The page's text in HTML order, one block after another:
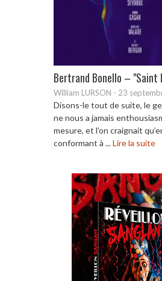
Bertrand Bonello – "Saint
William LURSON - 23
Disons-le tout de suite, le
ne nous a jamais
mesure, et l’on craignait
conformant à ...Lire la suite